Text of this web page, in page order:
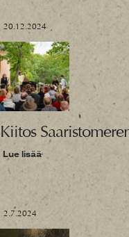
20.12.2024
Kiitos
Lue lisää
2.7.2024